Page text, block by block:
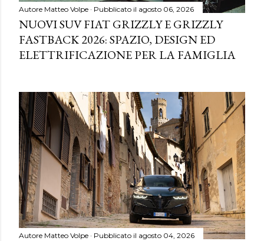
Autore Matteo Volpe Pubblicato il agosto 06, 2026
NUOVI SUV FIAT GRIZZLY E GRIZZLY
FASTBACK 2026: SPAZIO, DESIGN ED
ELETTRIFICAZIONE PER LA FAMIGLIA
Autore Matteo Volpe Pubblicato il agosto 04, 2026